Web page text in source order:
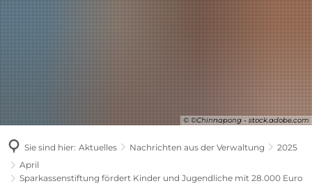
© ©Chinnapong - stock.adobe.com
Sie sind hier: Aktuelles Nachrichten aus der Verwaltung
2025
April
Sparkassenstiftung fördert Kinder und Jugendliche mit 28.000 Euro